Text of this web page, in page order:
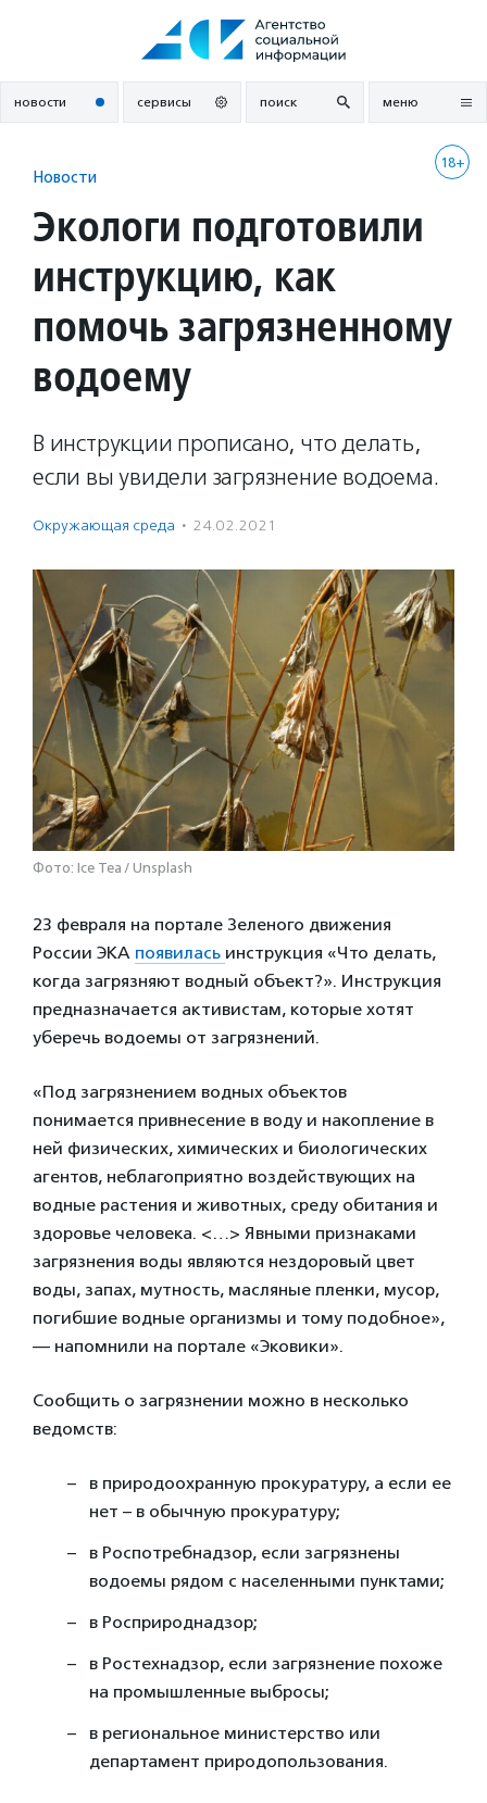
новости сервисы поиск меню
18+
Новости
Экологи подготовили
инструкцию, как
помочь загрязненному
водоему
В инструкции прописано, что делать,
если вы увидели загрязнение водоема.
Окружающая среда · 24.02.2021
Фото: Ice Tea / Unsplash
23 февраля на портале Зеленого движения
России ЭКА появилась инструкция «Что делать,
когда загрязняют водный объект?». Инструкция
предназначается активистам, которые хотят
уберечь водоемы от загрязнений.
«Под загрязнением водных объектов
понимается привнесение в воду и накопление в
ней физических, химических и биологических
агентов, неблагоприятно воздействующих на
водные растения и животных, среду обитания и
здоровье человека. <…> Явными признаками
загрязнения воды являются нездоровый цвет
воды, запах, мутность, масляные пленки, мусор,
погибшие водные организмы и тому подобное»,
— напомнили на портале «Эковики».
Сообщить о загрязнении можно в несколько
ведомств:
в природоохранную прокуратуру, а если ее
нет – в обычную прокуратуру;
в Роспотребнадзор, если загрязнены
водоемы рядом с населенными пунктами;
в Росприроднадзор;
в Ростехнадзор, если загрязнение похоже
на промышленные выбросы;
в региональное министерство или
департамент природопользования.